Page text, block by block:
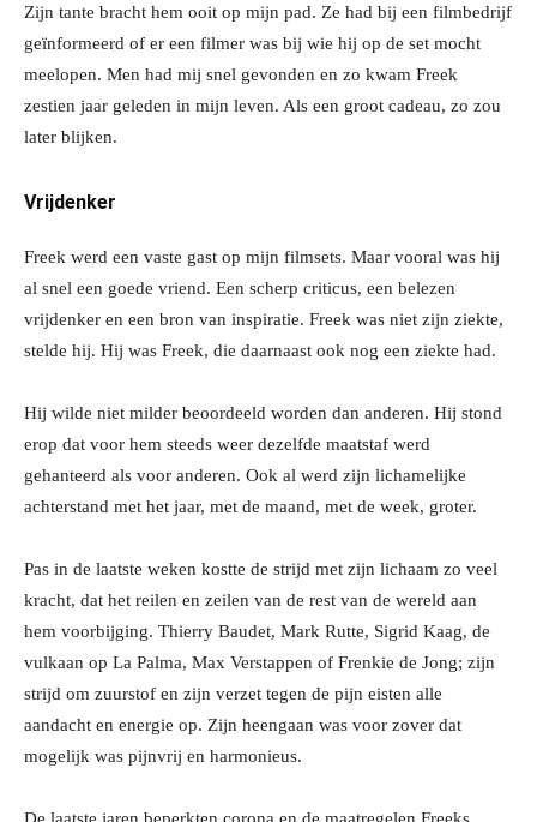
Zijn tante bracht hem ooit op mijn pad. Ze had bij een filmbedrijf
geïnformeerd of er een filmer was bij wie hij op de set mocht
meelopen. Men had mij snel gevonden en zo kwam Freek
zestien jaar geleden in mijn leven. Als een groot cadeau, zo zou
later blijken.
Vrijdenker
Freek werd een vaste gast op mijn filmsets. Maar vooral was hij
al snel een goede vriend. Een scherp criticus, een belezen
vrijdenker en een bron van inspiratie. Freek was niet zijn ziekte,
stelde hij. Hij was Freek, die daarnaast ook nog een ziekte had.
Hij wilde niet milder beoordeeld worden dan anderen. Hij stond
erop dat voor hem steeds weer dezelfde maatstaf werd
gehanteerd als voor anderen. Ook al werd zijn lichamelijke
achterstand met het jaar, met de maand, met de week, groter.
Pas in de laatste weken kostte de strijd met zijn lichaam zo veel
kracht, dat het reilen en zeilen van de rest van de wereld aan
hem voorbijging. Thierry Baudet, Mark Rutte, Sigrid Kaag, de
vulkaan op La Palma, Max Verstappen of Frenkie de Jong; zijn
strijd om zuurstof en zijn verzet tegen de pijn eisten alle
aandacht en energie op. Zijn heengaan was voor zover dat
mogelijk was pijnvrij en harmonieus.
De laatste jaren beperkten corona en de maatregelen Freeks